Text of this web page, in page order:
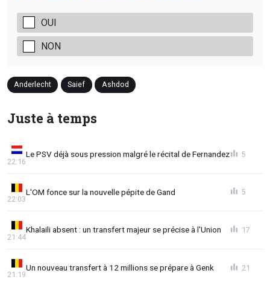
OUI
NON
Anderlecht Saief Ashdod
Juste à temps
Le PSV déjà sous pression malgré le récital de Fernandez
22:16
5
L'OM fonce sur la nouvelle pépite de Gand
22:03
5
Khalaili absent : un transfert majeur se précise à l'Union
21:44
17
Un nouveau transfert à 12 millions se prépare à Genk
21:19
21